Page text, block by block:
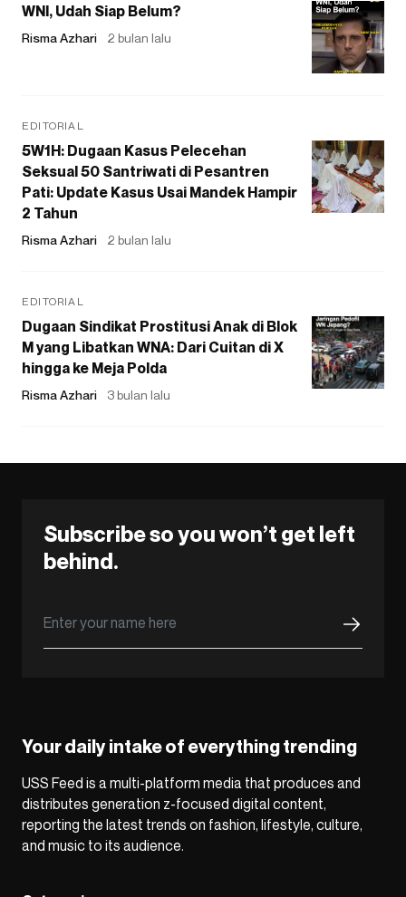
WNI, Udah Siap Belum?
Risma Azhari 2 bulan lalu
EDITORIAL
5W1H: Dugaan Kasus Pelecehan
Seksual 50 Santriwati di Pesantren
Pati: Update Kasus Usai Mandek Hampir
2 Tahun
Risma Azhari 2 bulan lalu
EDITORIAL
Dugaan Sindikat Prostitusi Anak di Blok
M yang Libatkan WNA: Dari Cuitan di X
hingga ke Meja Polda
Risma Azhari 3 bulan lalu
Subscribe so you won’t get left
behind.
Your daily intake of everything trending
USS Feed is a multi-platform media that produces and
distributes generation z-focused digital content,
reporting the latest trends on fashion, lifestyle, culture,
and music to its audience.